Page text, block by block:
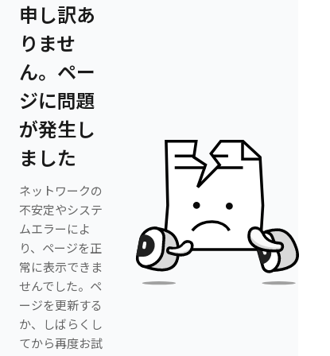
申し訳あ
りませ
ん。ペー
ジに問題
が発生し
ました
ネットワークの
不安定やシステ
ムエラーによ
り、ページを正
常に表示できま
せんでした。ペ
ージを更新する
か、しばらくし
てから再度お試